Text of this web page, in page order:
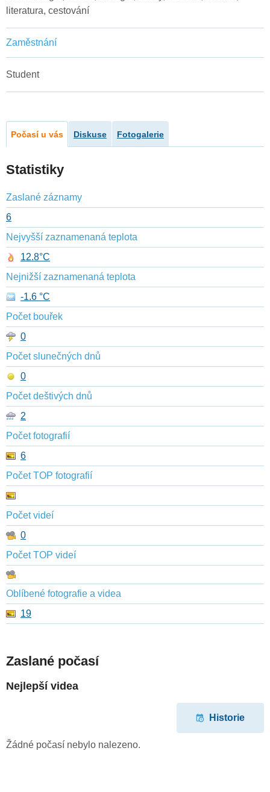
literatura, cestování
Zaměstnání
Student
Počasí u vás Diskuse Fotogalerie
Statistiky
Zaslané záznamy
6
Nejvyšší zaznamenaná teplota
12.8°C
Nejnižší zaznamenaná teplota
-1.6 °C
Počet bouřek
0
Počet slunečných dnů
0
Počet deštivých dnů
2
Počet fotografií
6
Počet TOP fotografií
Počet videí
0
Počet TOP videí
Oblíbené fotografie a videa
19
Zaslané počasí
Nejlepší videa
Historie
Žádné počasí nebylo nalezeno.